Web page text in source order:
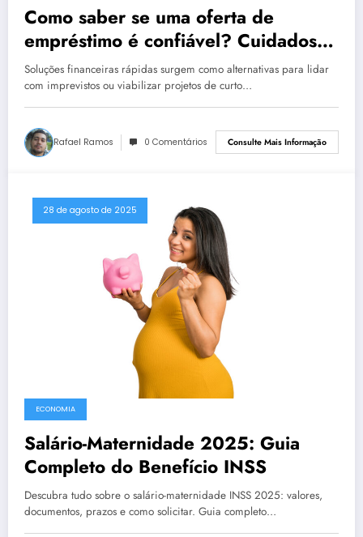
Como saber se uma oferta de
empréstimo é confiável? Cuidados
para evitar armadilhas
Soluções financeiras rápidas surgem como alternativas para lidar
com imprevistos ou viabilizar projetos de curto…
Rafael Ramos 0 Comentários Consulte Mais Informação
28 de agosto de 2025
ECONOMIA
Salário-Maternidade 2025: Guia
Completo do Benefício INSS
Descubra tudo sobre o salário-maternidade INSS 2025: valores,
documentos, prazos e como solicitar. Guia completo…